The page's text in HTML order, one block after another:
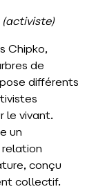
(activiste)
Chipko,
de
différents
le vivant.
un
conçu
collectif.